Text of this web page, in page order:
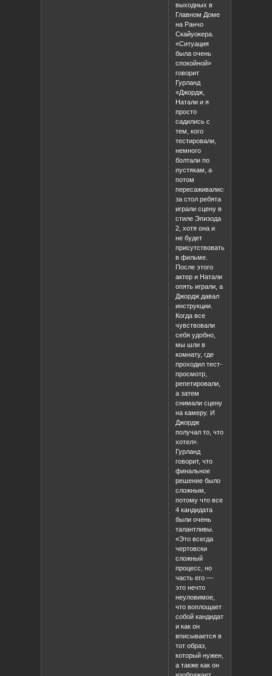
выходных в
Главном Доме
на Ранчо
Скайуокера.
«Ситуация
была очень
спокойной»
говорит
Гурланд
«Джордж,
Натали и я
просто
садились с
тем, кого
тестировали,
немного
болтали по
пустякам, а
потом
пересаживались
за стол ребята
играли сцену в
стиле Эпизода
2, хотя она и
не будет
присутствовать
в фильме.
После этого
актер и Натали
опять играли, а
Джордж давал
инструкции.
Когда все
чувствовали
себя удобно,
мы шли в
комнату, где
проходил тест-
просмотр,
репетировали,
а затем
снимали сцену
на камеру. И
Джордж
получал то, что
хотел».
Гурланд
говорит, что
финальное
решение было
сложным,
потому что все
4 кандидата
были очень
талантливы.
«Это всегда
чертовски
сложный
процесс, но
часть его —
это нечто
неуловимое,
что воплощает
собой кандидат
и как он
вписывается в
тот образ,
который нужен,
а также как он